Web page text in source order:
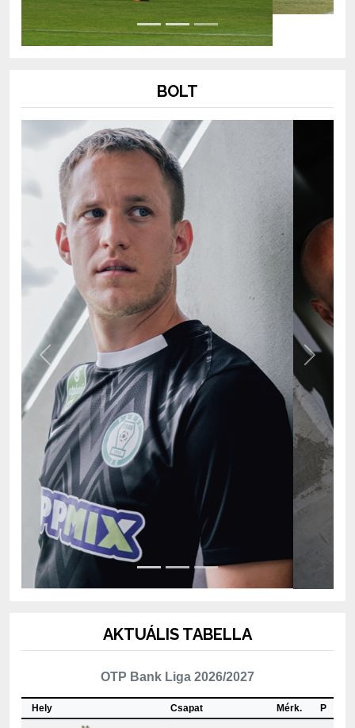
Previous Next
Csapat
1 Újpest FC 3 6